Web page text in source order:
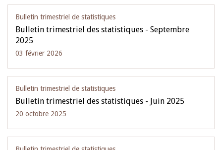
Bulletin trimestriel de statistiques
Bulletin trimestriel des statistiques - Septembre
2025
03 février 2026
Bulletin trimestriel de statistiques
Bulletin trimestriel des statistiques - Juin 2025
20 octobre 2025